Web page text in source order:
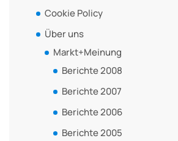
Cookie Policy
Über uns
Markt+Meinung
Berichte 2008
Berichte 2007
Berichte 2006
Berichte 2005